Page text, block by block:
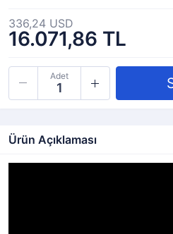
16.071,86 TL
336,24 USD
Adet
Ürün Açıklaması